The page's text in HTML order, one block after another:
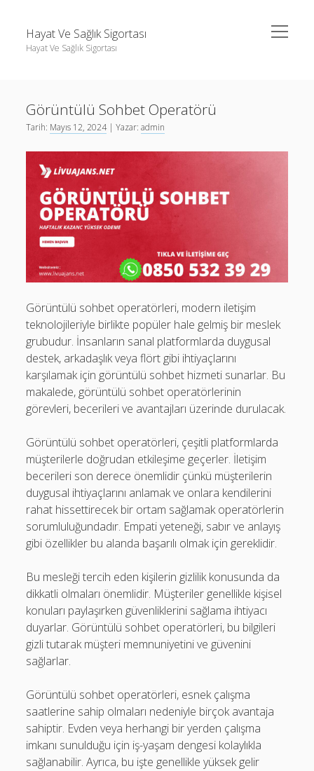
Hayat Ve Sağlık Sigortası
Hayat Ve Sağlık Sigortası
menüyü
aç
Görüntülü Sohbet Operatörü
Tarih: Mayıs 12, 2024| Yazar:admin
Görüntülü sohbet operatörleri, modern iletişim
teknolojileriyle birlikte popüler hale gelmiş bir meslek
grubudur. İnsanların sanal platformlarda duygusal
destek, arkadaşlık veya flört gibi ihtiyaçlarını
karşılamak için görüntülü sohbet hizmeti sunarlar. Bu
makalede, görüntülü sohbet operatörlerinin
görevleri, becerileri ve avantajları üzerinde durulacak.
Görüntülü sohbet operatörleri, çeşitli platformlarda
müşterilerle doğrudan etkileşime geçerler. İletişim
becerileri son derece önemlidir çünkü müşterilerin
duygusal ihtiyaçlarını anlamak ve onlara kendilerini
rahat hissettirecek bir ortam sağlamak operatörlerin
sorumluluğundadır. Empati yeteneği, sabır ve anlayış
gibi özellikler bu alanda başarılı olmak için gereklidir.
Bu mesleği tercih eden kişilerin gizlilik konusunda da
dikkatli olmaları önemlidir. Müşteriler genellikle kişisel
konuları paylaşırken güvenliklerini sağlama ihtiyacı
duyarlar. Görüntülü sohbet operatörleri, bu bilgileri
gizli tutarak müşteri memnuniyetini ve güvenini
sağlarlar.
Görüntülü sohbet operatörleri, esnek çalışma
saatlerine sahip olmaları nedeniyle birçok avantaja
sahiptir. Evden veya herhangi bir yerden çalışma
imkanı sunulduğu için iş-yaşam dengesi kolaylıkla
sağlanabilir. Ayrıca, bu işte genellikle yüksek gelir